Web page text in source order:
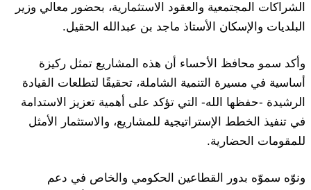
الشراكات المجتمعية والعقود الاستثمارية، بحضور معالي وزير
البلديات والإسكان الأستاذ ماجد بن عبدالله الحقيل.
وأكد سمو محافظ الأحساء أن هذه المشاريع تمثل ركيزة
أساسية في مسيرة التنمية الشاملة، تحقيقًا لتطلعات القيادة
الرشيدة -حفظها الله- التي تؤكد على أهمية تعزيز الاستدامة
في تنفيذ الخطط الإستراتيجية للمشاريع، والاستثمار الأمثل
للمقومات الحضارية.
ونوّه سموّه بدور القطاعين الحكومي والخاص في دعم